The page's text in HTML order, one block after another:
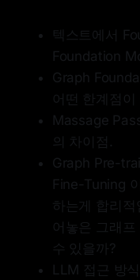
텍스트에서
Foundation
Graph
어떤 한계점이
Massage
의 차이점.
Graph Pre-
Fine-Tuning
하는게 합리
어놓은 그래
수 있을까?
LLM 접근 방